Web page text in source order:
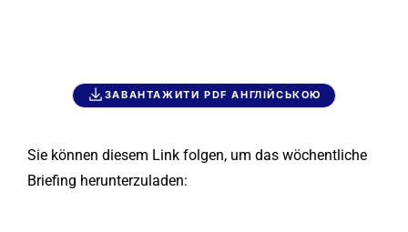
ЗАВАНТАЖИТИ PDF АНГЛІЙСЬКОЮ
Sie können diesem Link folgen, um das wöchentliche
Briefing herunterzuladen: